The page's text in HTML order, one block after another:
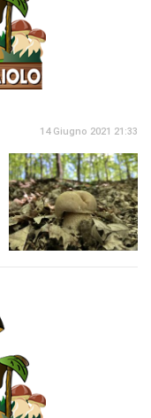
14 Giugno 2021 21:33